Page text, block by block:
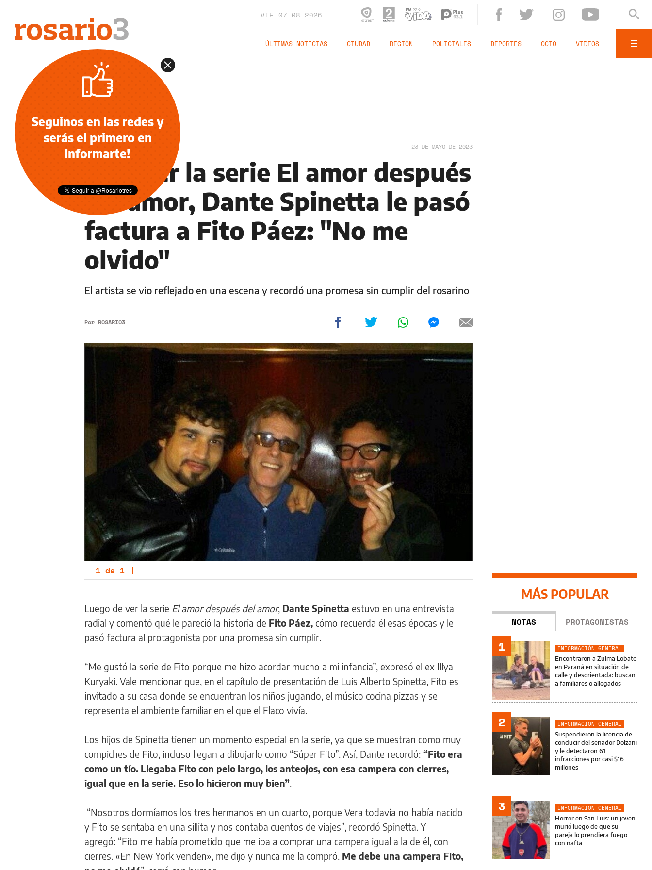
VIE 07.08.2026
ÚLTIMAS NOTICIAS CIUDAD REGIÓN POLICIALES DEPORTES OCIO VIDEOS
OCIO 23 DE MAYO DE 2023
Tras ver la serie El amor después
del amor, Dante Spinetta le pasó
factura a Fito Páez: "No me
olvido"
El artista se vio reflejado en una escena y recordó una promesa sin cumplir del rosarino
Por ROSARIO3
1 de 1 |
Luego de ver la serie El amor después del amor, Dante Spinetta estuvo en una entrevista
radial y comentó qué le pareció la historia de Fito Páez, cómo recuerda él esas épocas y le
pasó factura al protagonista por una promesa sin cumplir.
“Me gustó la serie de Fito porque me hizo acordar mucho a mi infancia”, expresó el ex Illya
Kuryaki. Vale mencionar que, en el capítulo de presentación de Luis Alberto Spinetta, Fito es
invitado a su casa donde se encuentran los niños jugando, el músico cocina pizzas y se
representa el ambiente familiar en el que el Flaco vivía.
Los hijos de Spinetta tienen un momento especial en la serie, ya que se muestran como muy
compiches de Fito, incluso llegan a dibujarlo como “Súper Fito”. Así, Dante recordó: “Fito era
como un tío. Llegaba Fito con pelo largo, los anteojos, con esa campera con cierres,
igual que en la serie. Eso lo hicieron muy bien”
“Nosotros dormíamos los tres hermanos en un cuarto, porque Vera todavía no había nacido
y Fito se sentaba en una sillita y nos contaba cuentos de viajes”, recordó Spinetta. Y
agregó: “Fito me había prometido que me iba a comprar una campera igual a la de él, con
cierres. «En New York venden», me dijo y nunca me la compró. Me debe una campera Fito,
MÁS POPULAR
NOTAS PROTAGONISTAS
1
INFORMACIÓN GENERAL
Encontraron a Zulma Lobato
en Paraná en situación de
calle y desorientada: buscan
a familiares o allegados
2
INFORMACIÓN GENERAL
Suspendieron la licencia de
conducir del senador Dolzani
y le detectaron 61
infracciones por casi $16
millones
3
INFORMACIÓN GENERAL
Horror en San Luis: un joven
murió luego de que su
pareja lo prendiera fuego
con nafta
Seguinos en las redes y
serás el primero en
informarte!